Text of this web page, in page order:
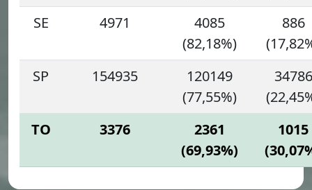
SE
4971
4085
(82,18%)
886
SP
154935
120149
(77,55%)
34786
TO
3376
2361
(69,93%)
1015